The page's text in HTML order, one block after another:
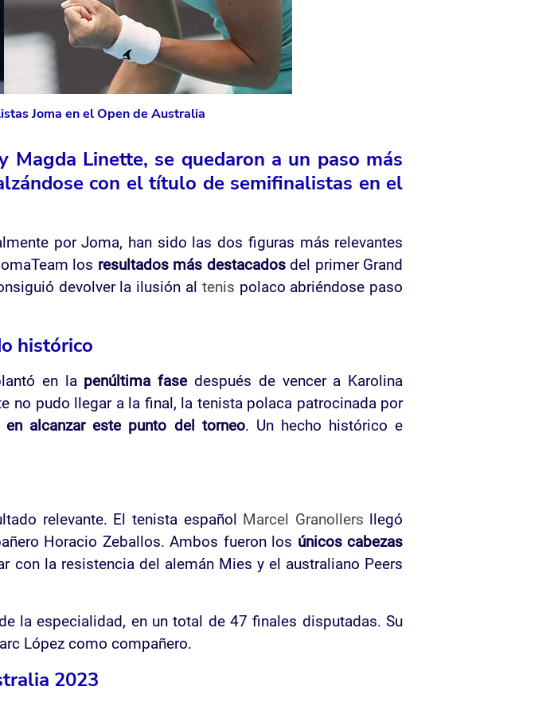
Joma en el Open de Australia
Magda Linette, se quedaron a un paso más
con el título de semifinalistas en el
por Joma, han sido las dos figuras más relevantes
los resultados más destacadosdel primer Grand
devolver la ilusión al tenis polaco abriéndose paso
histórico
en la penúltima fasedespués de vencer a Karolina
no pudo llegar a la final, la tenista polaca patrocinada por
alcanzar este punto del torneo. Un hecho histórico e
relevante. El tenista español Marcel Granollers llegó
Horacio Zeballos. Ambos fueron los únicos cabezas
con la resistencia del alemán Mies y el australiano Peers
la especialidad, en un total de 47 finales disputadas. Su
López como compañero.
2023